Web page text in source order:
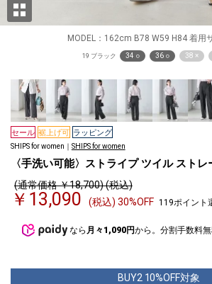
MODEL：162cm B78 W59 H84 着用
19 ブラック 34 ○ 36 ○ 38 ×
セール 裾上げ可 ラッピング
SHIPS for women｜ SHIPS for women
〈手洗い可能〉ストライプ ツイル ストレ
(通常価格 ￥18,700) (税込)
￥13,090 (税込) 30%OFF 119ポイント
なら 月々1,090円から。分割手数料
BUY2 10%OFF対象